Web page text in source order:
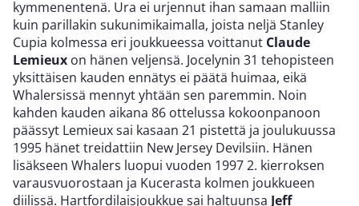
kymmenentenä. Ura ei urjennut ihan samaan malliin
kuin parillakin sukunimikaimalla, joista neljä Stanley
Cupia kolmessa eri joukkueessa voittanut Claude
Lemieux on hänen veljensä. Jocelynin 31 tehopisteen
yksittäisen kauden ennätys ei päätä huimaa, eikä
Whalersissä mennyt yhtään sen paremmin. Noin
kahden kauden aikana 86 ottelussa kokoonpanoon
päässyt Lemieux sai kasaan 21 pistettä ja joulukuussa
1995 hänet treidattiin New Jersey Devilsiin. Hänen
lisäkseen Whalers luopui vuoden 1997 2. kierroksen
varausvuorostaan ja Kucerasta kolmen joukkueen
diilissä. Hartfordilaisjoukkue sai haltuunsa Jeff